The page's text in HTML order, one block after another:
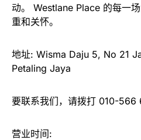
动。 Westlane Place 的每一
重和关怀。
地址: Wisma Daju 5, No 21
Petaling Jaya
要联系我们，请拨打 010-566
营业时间: